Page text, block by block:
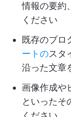
情報の要約
ください
既存のブロ
ートのスタ
沿った文章
画像作成や
といったそ